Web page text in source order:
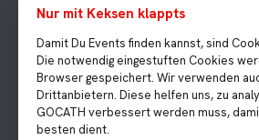
WICHTIGES
Datenschutz
Impressum
MEDIEN
Presse
Nur mit Keksen klappts
Damit Du Events finden kannst, sind
Die notwendig eingestuften Cookies
Browser gespeichert. Wir verwenden
Drittanbietern. Diese helfen uns, zu
GOCATH verbessert werden muss,
besten dient.